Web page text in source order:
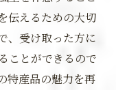
伝えるための大切
、受け取った方に
ことができるので
特産品の魅力を再